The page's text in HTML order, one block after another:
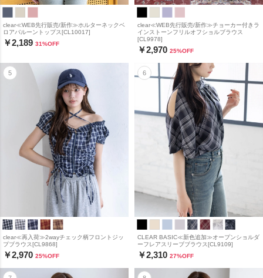
clear≪WEB先行販売/新作≫ホルターネックベ
ロアバルーントップス[CL10017]
￥2,189 31%OFF
clear≪WEB先行販売/新作≫チョーカー付きラ
インストーンフリルオフショルブラウス
[CL9978]
￥2,970 25%OFF
clear≪再入荷≫2wayチェック柄フロントジッ
プブラウス[CL9868]
￥2,970 25%OFF
CLEAR BASIC≪新色追加≫オープンショルダ
ーフレアスリーブブラウス[CL9109]
￥2,310 27%OFF